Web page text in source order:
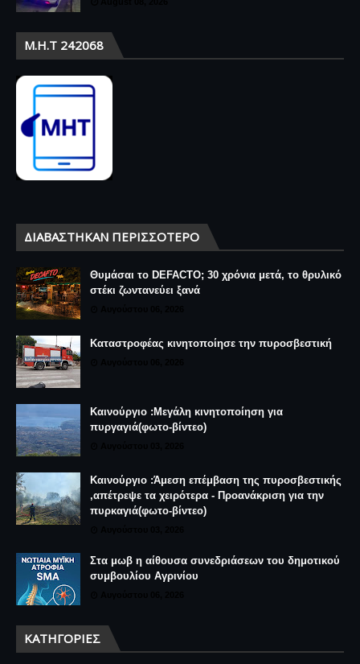
Μ.Η.Τ 242068
ΔΙΑΒΆΣΤΗΚΑΝ ΠΕΡΙΣΣΌΤΕΡΟ
Θυμάσαι το DEFACTO; 30 χρόνια μετά, το θρυλικό
στέκι ζωντανεύει ξανά
Καταστροφέας κινητοποίησε την πυροσβεστική
Καινούργιο :Μεγάλη κινητοποίηση για
πυργαγιά(φωτο-βίντεο)
Καινούργιο :Άμεση επέμβαση της πυροσβεστικής
,απέτρεψε τα χειρότερα - Προανάκριση για την
πυρκαγιά(φωτο-βίντεο)
Στα μωβ η αίθουσα συνεδριάσεων του δημοτικού
συμβουλίου Αγρινίου
ΚΑΤΗΓΟΡΊΕΣ